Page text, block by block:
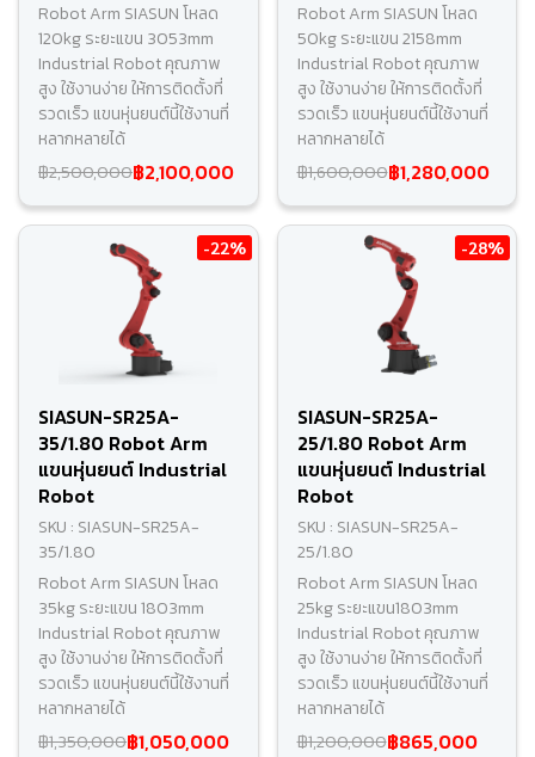
Robot Arm SIASUN โหลด
120kg ระยะแขน 3053mm
Industrial Robot คุณภาพ
สูง ใช้งานง่าย ให้การติดตั้งที่
รวดเร็ว แขนหุ่นยนต์นี้ใช้งานที่
หลากหลายได้
฿2,500,000฿2,100,000
Robot Arm SIASUN โหลด
50kg ระยะแขน 2158mm
Industrial Robot คุณภาพ
สูง ใช้งานง่าย ให้การติดตั้งที่
รวดเร็ว แขนหุ่นยนต์นี้ใช้งานที่
หลากหลายได้
฿1,600,000฿1,280,000
-22%
SIASUN-SR25A-
35/1.80 Robot Arm
แขนหุ่นยนต์ Industrial
Robot
SKU : SIASUN-SR25A-
35/1.80
Robot Arm SIASUN โหลด
35kg ระยะแขน 1803mm
Industrial Robot คุณภาพ
สูง ใช้งานง่าย ให้การติดตั้งที่
รวดเร็ว แขนหุ่นยนต์นี้ใช้งานที่
หลากหลายได้
฿1,350,000฿1,050,000
-28%
SIASUN-SR25A-
25/1.80 Robot Arm
แขนหุ่นยนต์ Industrial
Robot
SKU : SIASUN-SR25A-
25/1.80
Robot Arm SIASUN โหลด
25kg ระยะแขน1803mm
Industrial Robot คุณภาพ
สูง ใช้งานง่าย ให้การติดตั้งที่
รวดเร็ว แขนหุ่นยนต์นี้ใช้งานที่
หลากหลายได้
฿1,200,000฿865,000